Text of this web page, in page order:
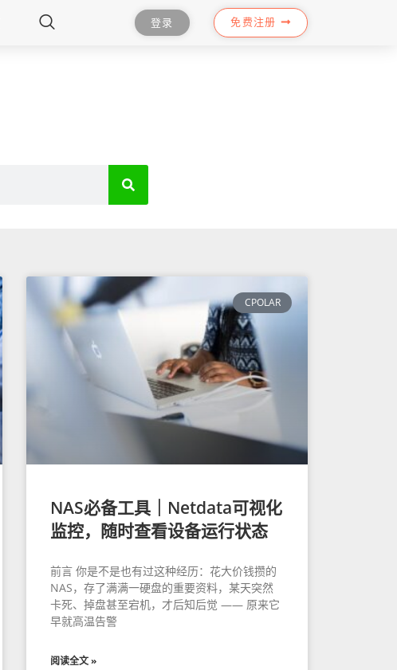
登录 免费注册
CPOLAR
NAS必备工具｜Netdata可视化
监控，随时查看设备运行状态
前言 你是不是也有过这种经历：花大价钱攒的
NAS，存了满满一硬盘的重要资料，某天突然
卡死、掉盘甚至宕机，才后知后觉 —— 原来它
早就高温告警
阅读全文 »